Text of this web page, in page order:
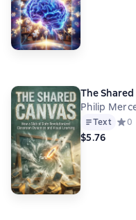
The
Philip
Text 0
$5.76